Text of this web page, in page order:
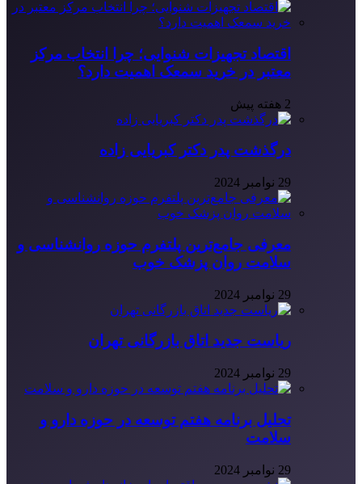
اقتصاد تجهیزات شنوایی؛ چرا انتخاب مرکز
معتبر در خرید سمعک اهمیت دارد؟
2 هفته پیش
درگذشت پدر دکتر کبریایی زاده
29 نوامبر 2024
معرفی جامع‌ترین پلتفرم حوزه روانشناسی و
سلامت روان پزشک خوب
29 نوامبر 2024
ریاست جدید اتاق بازرگانی تهران
29 نوامبر 2024
تحلیل برنامه هفتم توسعه در حوزه دارو و
سلامت
29 نوامبر 2024